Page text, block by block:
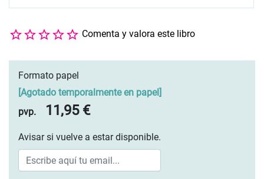
Comenta y valora este libro
Formato papel
[Agotado temporalmente en papel]
pvp.
11,95 €
Avisar si vuelve a estar disponible.